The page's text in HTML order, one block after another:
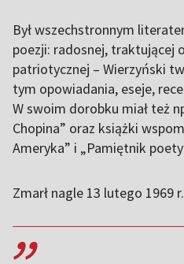
Był wszechstronnym
poezji: radosnej, traktującej
patriotycznej – Wierzyński
tym opowiadania, eseje,
W swoim dorobku miał też
Chopina” oraz książki
Ameryka” i „Pamiętnik
Zmarł nagle 13 lutego 1969
,,